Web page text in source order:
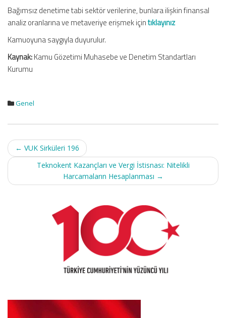
Bağımsız denetime tabi sektör verilerine, bunlara ilişkin finansal
analiz oranlarına ve metaveriye erişmek içintıklayınız
Kamuoyuna saygıyla duyurulur.
Kaynak:Kamu Gözetimi Muhasebe ve Denetim Standartları
Kurumu
Genel
Post
navigation
← VUK Sirküleri 196
Teknokent Kazançları ve Vergi İstisnası: Nitelikli
Harcamaların Hesaplanması →